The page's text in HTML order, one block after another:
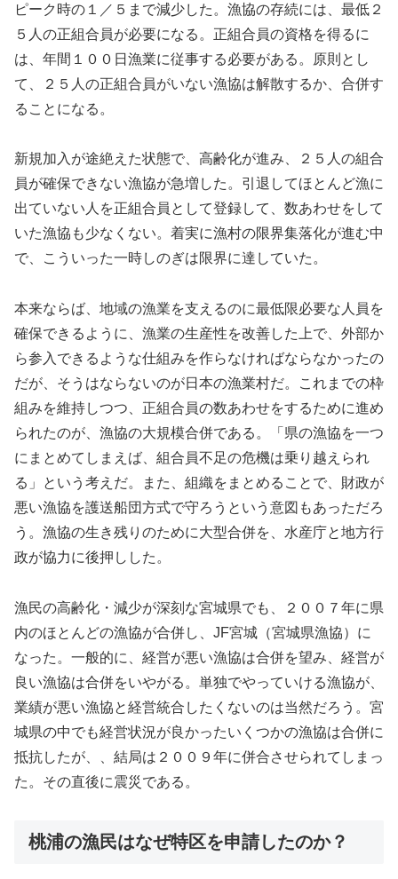
ピーク時の１／５まで減少した。漁協の存続には、最低２
５人の正組合員が必要になる。正組合員の資格を得るに
は、年間１００日漁業に従事する必要がある。原則とし
て、２５人の正組合員がいない漁協は解散するか、合併す
ることになる。
新規加入が途絶えた状態で、高齢化が進み、２５人の組合
員が確保できない漁協が急増した。引退してほとんど漁に
出ていない人を正組合員として登録して、数あわせをして
いた漁協も少なくない。着実に漁村の限界集落化が進む中
で、こういった一時しのぎは限界に達していた。
本来ならば、地域の漁業を支えるのに最低限必要な人員を
確保できるように、漁業の生産性を改善した上で、外部か
ら参入できるような仕組みを作らなければならなかったの
だが、そうはならないのが日本の漁業村だ。これまでの枠
組みを維持しつつ、正組合員の数あわせをするために進め
られたのが、漁協の大規模合併である。「県の漁協を一つ
にまとめてしまえば、組合員不足の危機は乗り越えられ
る」という考えだ。また、組織をまとめることで、財政が
悪い漁協を護送船団方式で守ろうという意図もあっただろ
う。漁協の生き残りのために大型合併を、水産庁と地方行
政が協力に後押しした。
漁民の高齢化・減少が深刻な宮城県でも、２００７年に県
内のほとんどの漁協が合併し、JF宮城（宮城県漁協）に
なった。一般的に、経営が悪い漁協は合併を望み、経営が
良い漁協は合併をいやがる。単独でやっていける漁協が、
業績が悪い漁協と経営統合したくないのは当然だろう。宮
城県の中でも経営状況が良かったいくつかの漁協は合併に
抵抗したが、、結局は２００９年に併合させられてしまっ
た。その直後に震災である。
桃浦の漁民はなぜ特区を申請したのか？